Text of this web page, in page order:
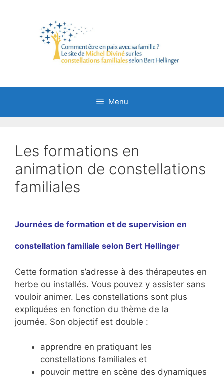
Menu
Les formations en
animation de constellations
familiales
Journées de formation et de supervision en
constellation familiale selon Bert Hellinger
Cette formation s’adresse à des thérapeutes en
herbe ou installés. Vous pouvez y assister sans
vouloir animer. Les constellations sont plus
expliquées en fonction du thème de la
journée. Son objectif est double :
apprendre en pratiquant les
constellations familiales et
pouvoir mettre en scène des dynamiques